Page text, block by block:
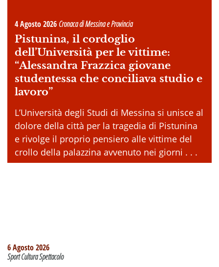
4 Agosto 2026 Cronaca di Messina e Provincia
Pistunina, il cordoglio
dell’Università per le vittime:
“Alessandra Frazzica giovane
studentessa che conciliava studio e
lavoro”
L’Università degli Studi di Messina si unisce al
dolore della città per la tragedia di Pistunina
e rivolge il proprio pensiero alle vittime del
crollo della palazzina avvenuto nei giorni . . .
6 Agosto 2026
Sport Cultura Spettacolo